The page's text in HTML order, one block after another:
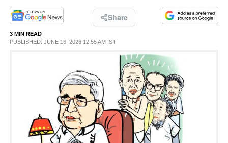
Share
3 MIN READ
PUBLISHED: JUNE 16, 2026 12:55 AM IST